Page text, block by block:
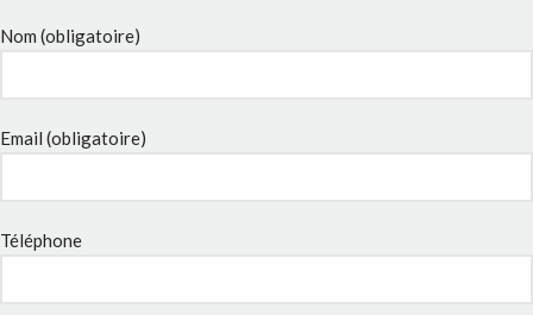
Nom (obligatoire)
Email (obligatoire)
Téléphone